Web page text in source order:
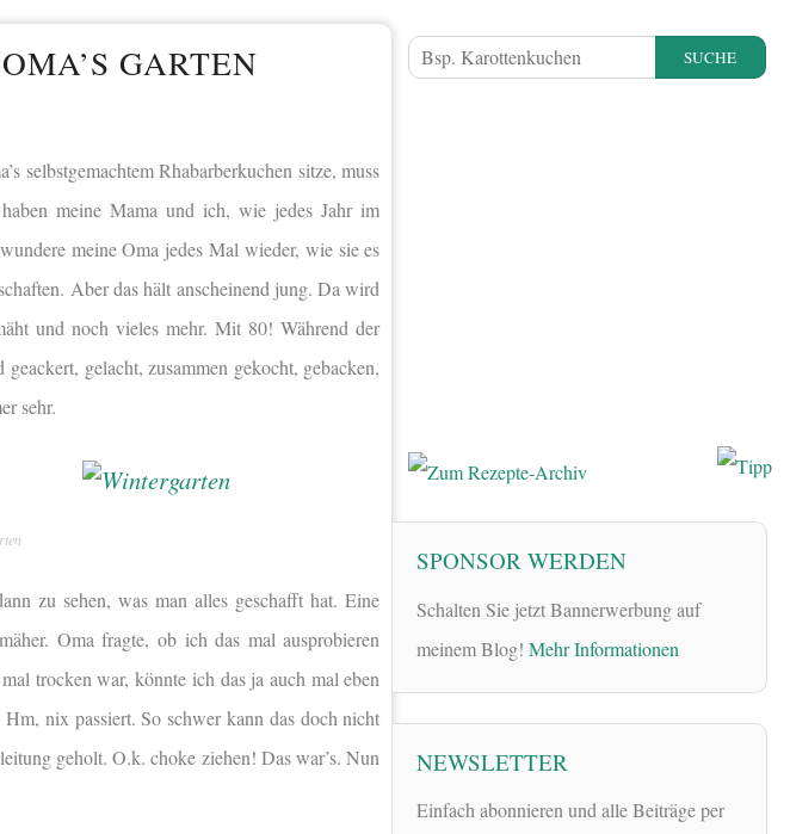
GARTEN
selbstgemachtem Rhabarberkuchen sitze, muss
meine Mama und ich, wie jedes Jahr im
meine Oma jedes Mal wieder, wie sie es
Aber das hält anscheinend jung. Da wird
und noch vieles mehr. Mit 80! Während der
gelacht, zusammen gekocht, gebacken,
sehr.
zu sehen, was man alles geschafft hat. Eine
Oma fragte, ob ich das mal ausprobieren
trocken war, könnte ich das ja auch mal eben
nix passiert. So schwer kann das doch nicht
geholt. O.k. choke ziehen! Das war’s. Nun
SUCHE
SPONSOR WERDEN
Schalten Sie jetzt Bannerwerbung auf
meinem Blog! Mehr Informationen
NEWSLETTER
Einfach abonnieren und alle Beiträge per